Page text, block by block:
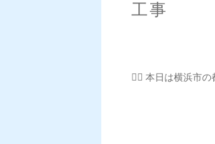
工事
💁‍♀️ 本日は横浜市